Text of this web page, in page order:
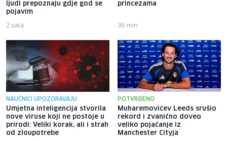
ljudi prepoznaju gdje god se
pojavim
2 sata
princezama
36 min
NAUČNICI UPOZORAVAJU
Umjetna inteligencija stvorila
nove viruse koji ne postoje u
prirodi: Veliki korak, ali i strah
od zloupotrebe
POTVRĐENO
Muharemovićev Leeds srušio
rekord i zvanično doveo
veliko pojačanje iz
Manchester Cityja